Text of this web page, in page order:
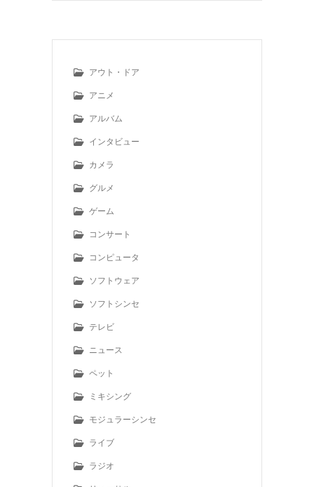
アウト・ドア
アニメ
アルバム
インタビュー
カメラ
グルメ
ゲーム
コンサート
コンピュータ
ソフトウェア
ソフトシンセ
テレビ
ニュース
ペット
ミキシング
モジュラーシンセ
ライブ
ラジオ